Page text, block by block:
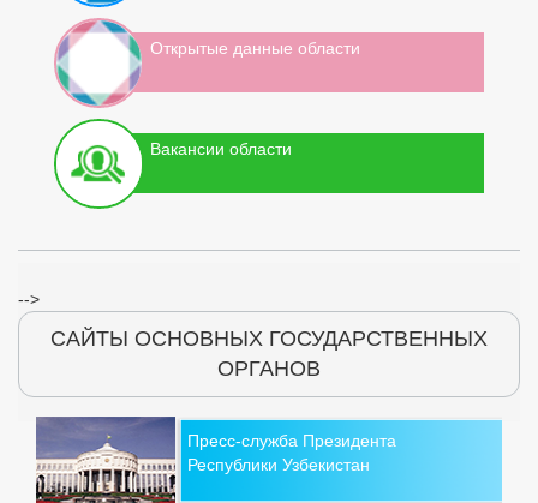
Открытые данные области
Вакансии области
-->
САЙТЫ ОСНОВНЫХ ГОСУДАРСТВЕННЫХ
ОРГАНОВ
Пресс-служба Президента
Республики Узбекистан